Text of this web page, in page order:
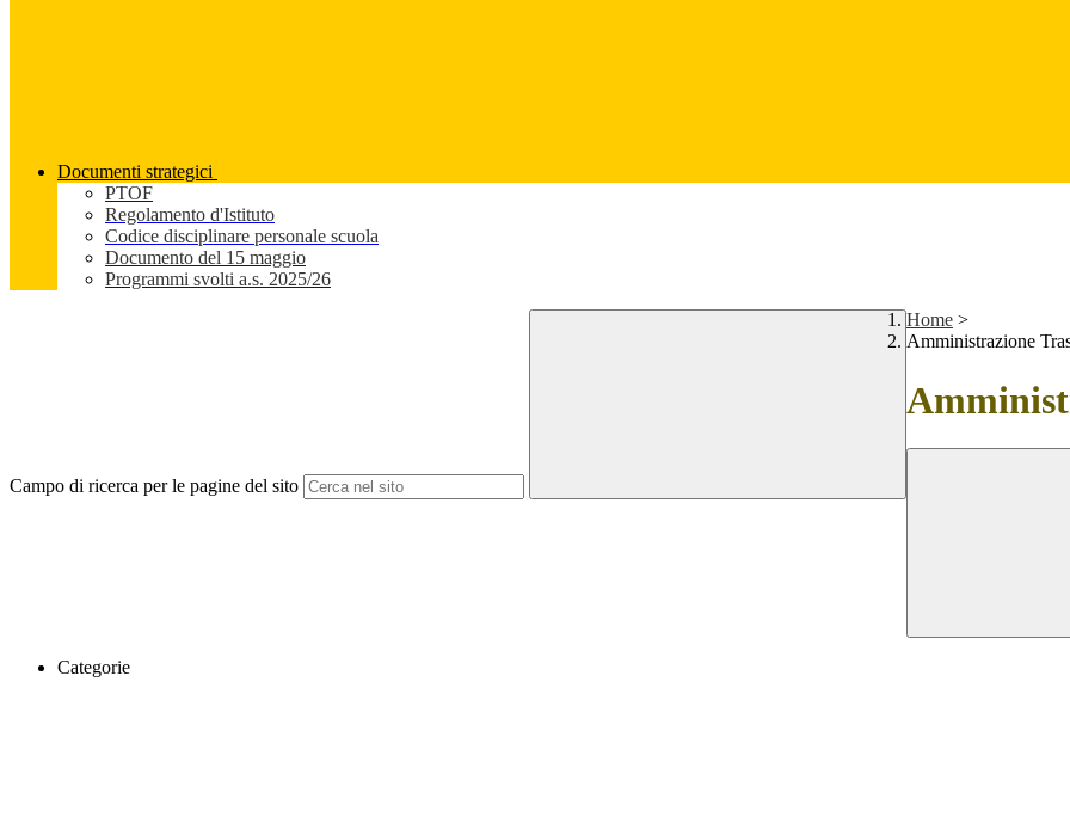
Documenti strategici
PTOF
Regolamento d'Istituto
Codice disciplinare personale scuola
Documento del 15 maggio
Programmi svolti a.s. 2025/26
Campo di ricerca per le pagine del sito
Home >
Amministrazione
Categorie